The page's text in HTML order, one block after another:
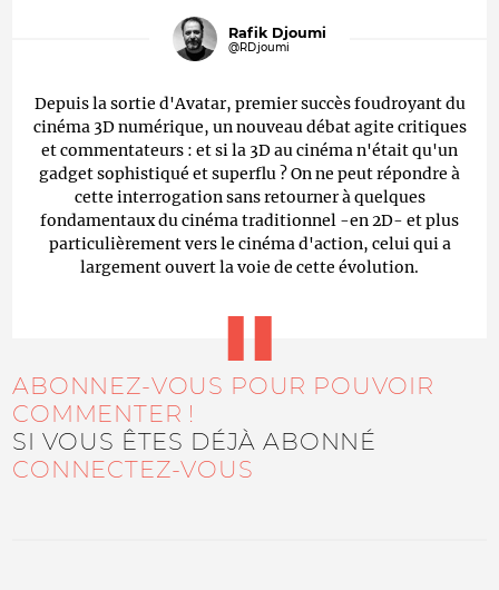
Rafik Djoumi
@RDjoumi
Depuis la sortie d'Avatar, premier succès foudroyant du
cinéma 3D numérique, un nouveau débat agite critiques
et commentateurs : et si la 3D au cinéma n'était qu'un
gadget sophistiqué et superflu ? On ne peut répondre à
cette interrogation sans retourner à quelques
fondamentaux du cinéma traditionnel -en 2D- et plus
particulièrement vers le cinéma d'action, celui qui a
largement ouvert la voie de cette évolution.
ABONNEZ-VOUS POUR POUVOIR
COMMENTER !
SI VOUS ÊTES DÉJÀ ABONNÉ
CONNECTEZ-VOUS